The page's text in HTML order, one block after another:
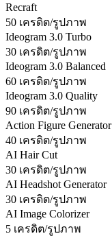
Recraft
50 เครดิต/รูปภาพ
Ideogram 3.0 Turbo
30 เครดิต/รูปภาพ
Ideogram 3.0 Balanced
60 เครดิต/รูปภาพ
Ideogram 3.0 Quality
90 เครดิต/รูปภาพ
Action Figure Generator
40 เครดิต/รูปภาพ
AI Hair Cut
30 เครดิต/รูปภาพ
AI Headshot Generator
30 เครดิต/รูปภาพ
AI Image Colorizer
5 เครดิต/รูปภาพ